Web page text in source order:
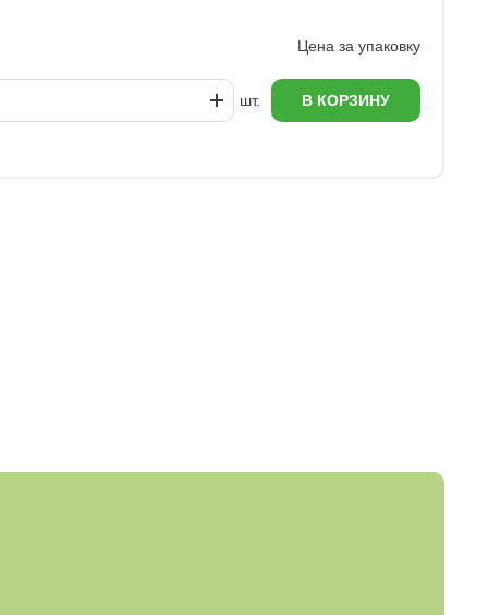
Цена за упаковку
шт. В КОРЗИНУ